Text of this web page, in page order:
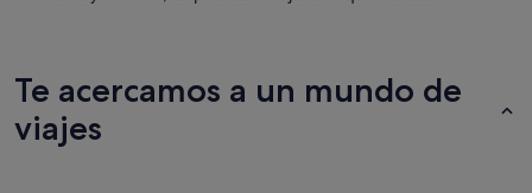
Te acercamos a un mundo de
viajes